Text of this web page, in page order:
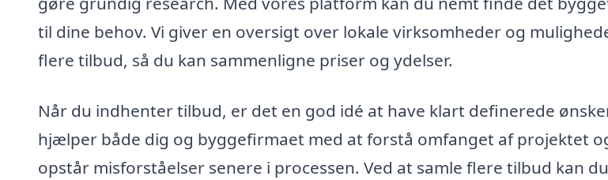
til dine behov. Vi giver en oversigt over lokale virksomheder og
flere tilbud, så du kan sammenligne priser og ydelser.
Når du indhenter tilbud, er det en god idé at have klart definerede
hjælper både dig og byggefirmaet med at forstå omfanget af projektet
opstår misforståelser senere i processen. Ved at samle flere tilbud kan